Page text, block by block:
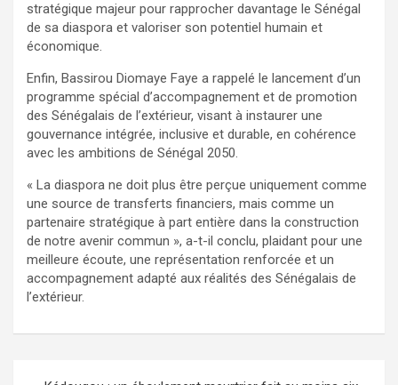
stratégique majeur pour rapprocher davantage le Sénégal
de sa diaspora et valoriser son potentiel humain et
économique.
Enfin, Bassirou Diomaye Faye a rappelé le lancement d’un
programme spécial d’accompagnement et de promotion
des Sénégalais de l’extérieur, visant à instaurer une
gouvernance intégrée, inclusive et durable, en cohérence
avec les ambitions de Sénégal 2050.
« La diaspora ne doit plus être perçue uniquement comme
une source de transferts financiers, mais comme un
partenaire stratégique à part entière dans la construction
de notre avenir commun », a-t-il conclu, plaidant pour une
meilleure écoute, une représentation renforcée et un
accompagnement adapté aux réalités des Sénégalais de
l’extérieur.